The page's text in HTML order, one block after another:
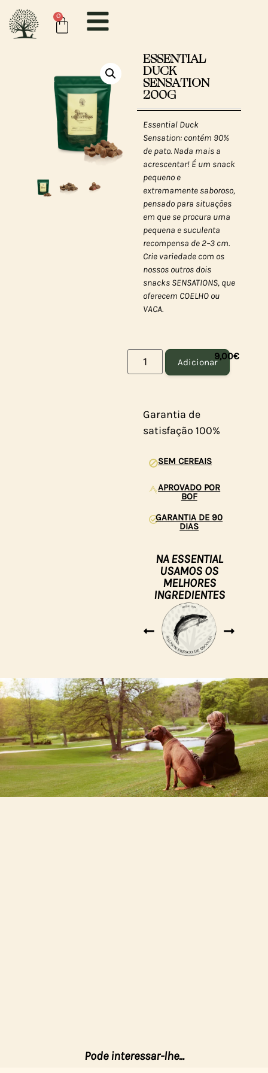
0
ESSENTIAL
DUCK
SENSATION
200G
Essential Duck
Sensation: contém 90%
de pato. Nada mais a
acrescentar! É um snack
pequeno e
extremamente saboroso,
pensado para situações
em que se procura uma
pequena e suculenta
recompensa de 2–3 cm.
Crie variedade com os
nossos outros dois
snacks SENSATIONS, que
oferecem COELHO ou
VACA.
Adicionar
9,00€
Garantia de
satisfação 100%
SEM CEREAIS
APROVADO POR
BOF
GARANTIA DE 90
DIAS
NA ESSENTIAL
USAMOS OS
MELHORES
INGREDIENTES
Pode interessar-lhe...